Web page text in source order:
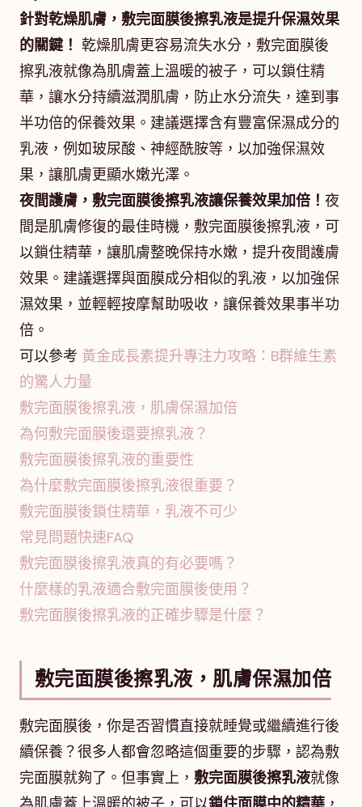
針對乾燥肌膚，敷完面膜後擦乳液是提升保濕效果
的關鍵！ 乾燥肌膚更容易流失水分，敷完面膜後
擦乳液就像為肌膚蓋上溫暖的被子，可以鎖住精
華，讓水分持續滋潤肌膚，防止水分流失，達到事
半功倍的保養效果。建議選擇含有豐富保濕成分的
乳液，例如玻尿酸、神經酰胺等，以加強保濕效
果，讓肌膚更顯水嫩光澤。
夜間護膚，敷完面膜後擦乳液讓保養效果加倍！ 夜
間是肌膚修復的最佳時機，敷完面膜後擦乳液，可
以鎖住精華，讓肌膚整晚保持水嫩，提升夜間護膚
效果。建議選擇與面膜成分相似的乳液，以加強保
濕效果，並輕輕按摩幫助吸收，讓保養效果事半功
倍。
可以參考 黃金成長素提升專注力攻略：B群維生素
的驚人力量
敷完面膜後擦乳液，肌膚保濕加倍
為何敷完面膜後還要擦乳液？
敷完面膜後擦乳液的重要性
為什麼敷完面膜後擦乳液很重要？
敷完面膜後鎖住精華，乳液不可少
常見問題快速FAQ
敷完面膜後擦乳液真的有必要嗎？
什麼樣的乳液適合敷完面膜後使用？
敷完面膜後擦乳液的正確步驟是什麼？
敷完面膜後擦乳液，肌膚保濕加倍
敷完面膜後，你是否習慣直接就睡覺或繼續進行後
續保養？很多人都會忽略這個重要的步驟，認為敷
完面膜就夠了。但事實上， 敷完面膜後擦乳液就像